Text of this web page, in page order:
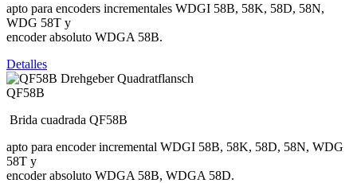
apto para encoders incrementales WDGI 58B, 58K, 58D, 58N,
WDG 58T y
encoder absoluto WDGA 58B.
Detalles
QF58B
Brida cuadrada QF58B
apto para encoder incremental WDGI 58B, 58K, 58D, 58N, WDG
58T y
encoder absoluto WDGA 58B, WDGA 58D.